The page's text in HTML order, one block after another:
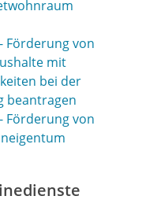
Förderung von
mit
bei der
beantragen
Förderung von